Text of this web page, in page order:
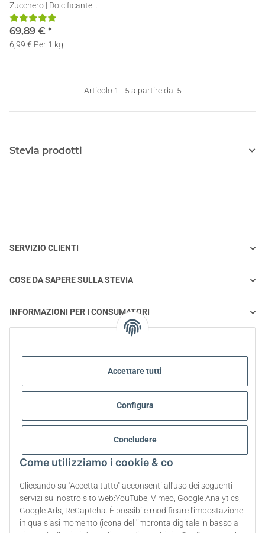
Accettare tutti
Configura
Concludere
Come utilizziamo i cookie & co
Cliccando su "Accetta tutto" acconsenti all'uso dei seguenti
servizi sul nostro sito web:YouTube, Vimeo, Google Analytics,
Google Ads, ReCaptcha. È possibile modificare l'impostazione
in qualsiasi momento (icona dell'impronta digitale in basso a
Zucchero | Dolcificante
Naturale | Senza Calorie |
10x1kg
69,89 € *
6,99 € Per 1 kg
Articolo 1 - 5 a partire dal 5
Stevia prodotti
SERVIZIO CLIENTI
COSE DA SAPERE SULLA STEVIA
INFORMAZIONI PER I CONSUMATORI
STEVIA | DOMANDE E RISPOSTE
INFORMAZIONI SUL PRODOTTO STEVIA
Recesso dal contratto